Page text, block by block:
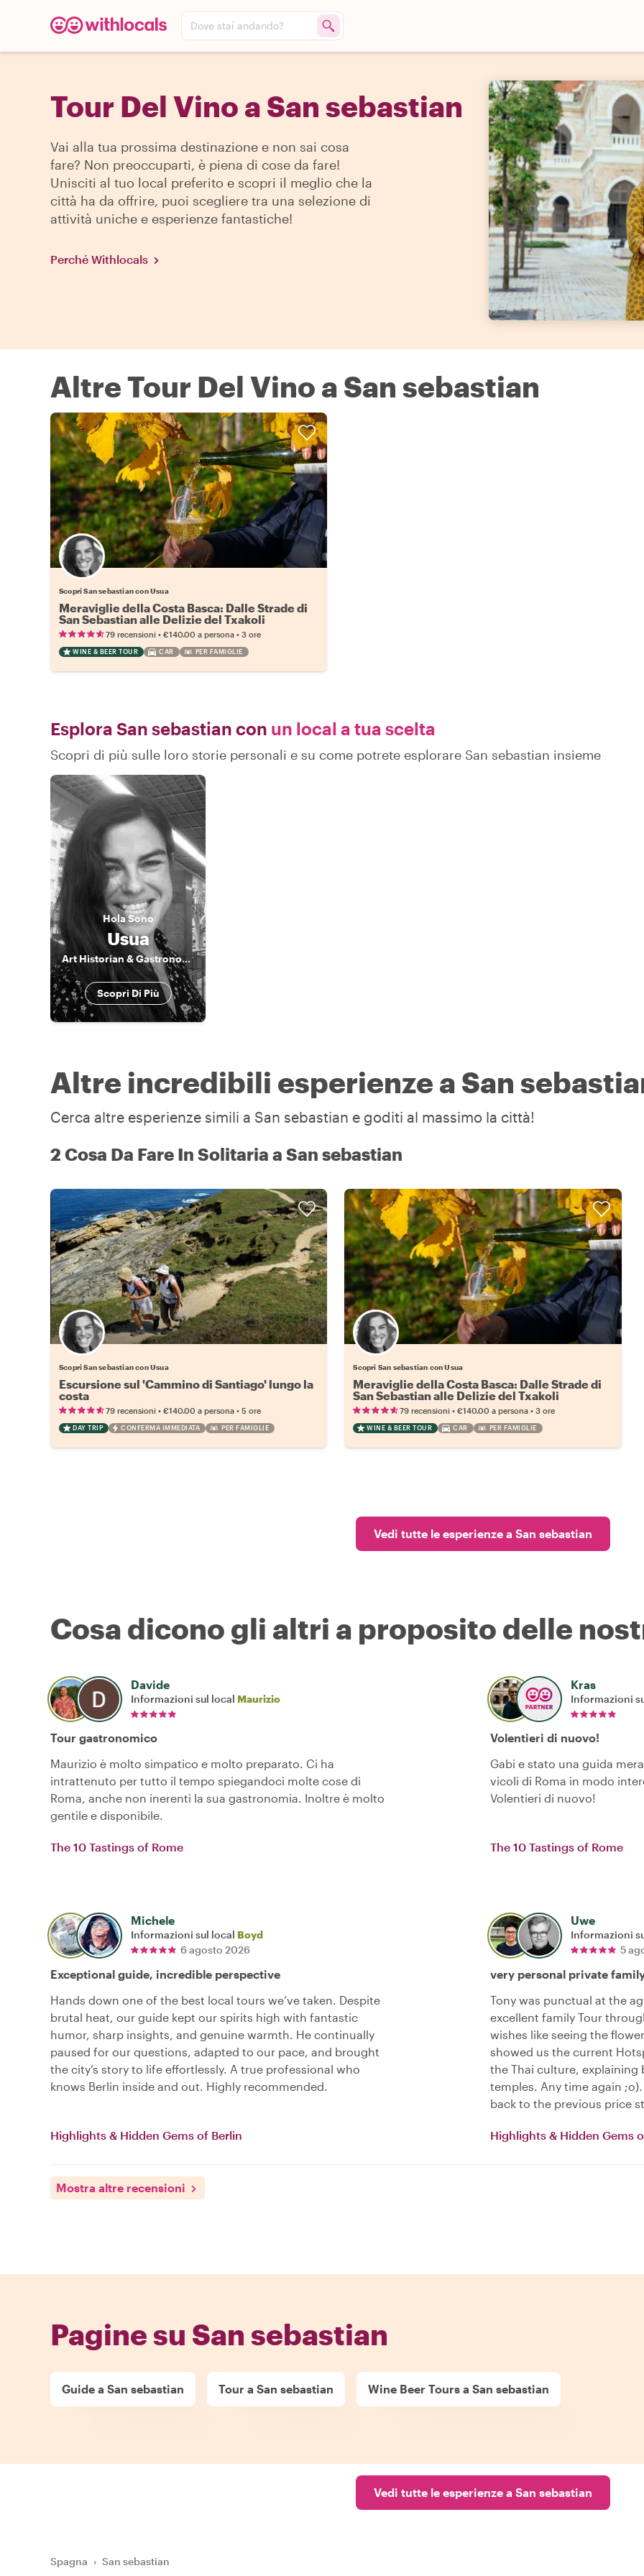
Dove stai andando?
Tour Del Vino a San sebastian
Vai alla tua prossima destinazione e non sai cosa
fare? Non preoccuparti, è piena di cose da fare!
Unisciti al tuo local preferito e scopri il meglio che la
città ha da offrire, puoi scegliere tra una selezione di
attività uniche e esperienze fantastiche!
Perché Withlocals
Altre Tour Del Vino a San sebastian
Scopri San sebastian con Usua
Meraviglie della Costa Basca: Dalle Strade di
San Sebastian alle Delizie del Txakoli
79 recensioni • €140.00 a persona • 3 ore
WINE & BEER TOUR CAR PER FAMIGLIE
Esplora San sebastian con un local a tua scelta
Scopri di più sulle loro storie personali e su come potrete esplorare San sebastian insieme
HolaSono
Usua
Art Historian & Gastronomic Curator
Scopri Di Più
Altre incredibili esperienze a San
Cerca altre esperienze simili a San sebastian e goditi al massimo la città!
2 Cosa Da Fare In Solitaria a San sebastian
Scopri San sebastian con Usua
Escursione sul 'Cammino di Santiago' lungo la
costa
79 recensioni • €140.00 a persona • 5 ore
DAY TRIP CONFERMA IMMEDIATA PER FAMIGLIE
Scopri San sebastian con Usua
Meraviglie della Costa Basca: Dalle Strade di
San Sebastian alle Delizie del Txakoli
79 recensioni •€140.00 a persona •3 ore
WINE & BEER TOUR CAR PER FAMIGLIE
Vedi tutte le esperienze a San sebastian
Cosa dicono gli altri a proposito delle
Davide
Informazioni sul local Maurizio
Tour gastronomico
Maurizio è molto simpatico e molto preparato. Ci ha
intrattenuto per tutto il tempo spiegandoci molte cose di
Roma, anche non inerenti la sua gastronomia. Inoltre è molto
gentile e disponibile.
The 10 Tastings of Rome
Kras
Informazioni
Volentieri di nuovo!
Gabi e stato una guida
vicoli di Roma in modo
Volentieri di nuovo!
The 10 Tastings of Rome
Michele
Informazioni sul local Boyd
6 agosto 2026
Exceptional guide, incredible perspective
Hands down one of the best local tours we’ve taken. Despite
brutal heat, our guide kept our spirits high with fantastic
humor, sharp insights, and genuine warmth. He continually
paused for our questions, adapted to our pace, and brought
the city’s story to life effortlessly. A true professional who
knows Berlin inside and out. Highly recommended.
Highlights & Hidden Gems of Berlin
Uwe
Informazioni
5
very personal private
Tony was punctual at the
excellent family Tour
wishes like seeing the
showed us the current
the Thai culture,
temples. Any time again
back to the previous price
Highlights & Hidden Gems
Mostra altre recensioni
Pagine su San sebastian
Guide a San sebastian Tour a San sebastian Wine Beer Tours a San sebastian
Vedi tutte le esperienze a San sebastian
Spagna › San sebastian